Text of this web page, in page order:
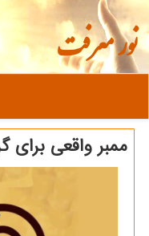
نور معرفت
ممبر واقعی برای